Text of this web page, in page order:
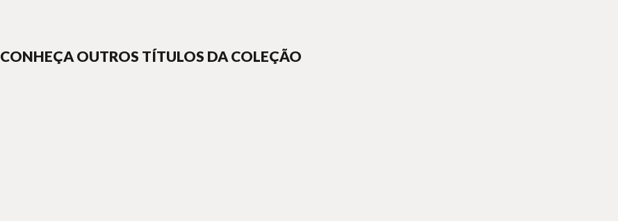
CONHEÇA OUTROS TÍTULOS DA COLEÇÃO